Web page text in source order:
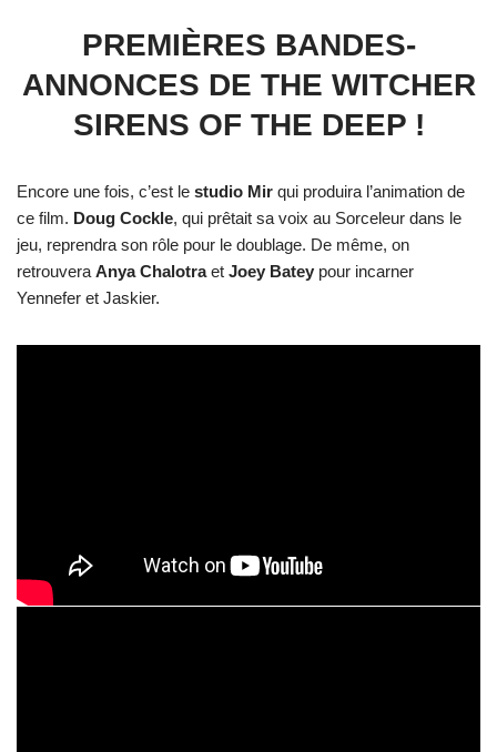
PREMIÈRES BANDES-
ANNONCES DE THE WITCHER
SIRENS OF THE DEEP !
Encore une fois, c’est le studio Mir qui produira l’animation de
ce film. Doug Cockle, qui prêtait sa voix au Sorceleur dans le
jeu, reprendra son rôle pour le doublage. De même, on
retrouveraAnya Chalotraet Joey Batey pour incarner
Yennefer et Jaskier.